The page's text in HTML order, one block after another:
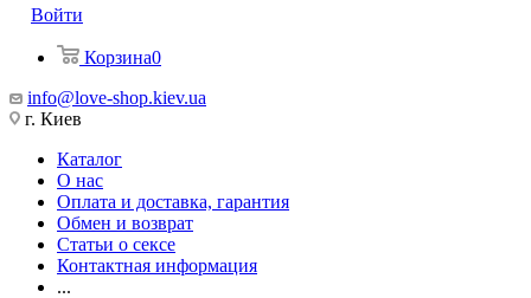
Войти
Корзина0
info@love-shop.kiev.ua
г. Киев
Каталог
О нас
Оплата и доставка, гарантия
Обмен и возврат
Статьи о сексе
Контактная информация
...